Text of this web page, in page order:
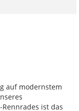
auf modernstem
ist das